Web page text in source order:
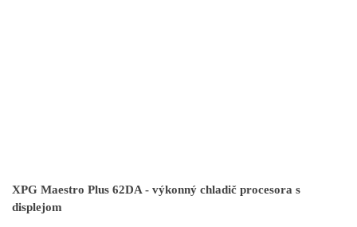
XPG Maestro Plus 62DA - výkonný chladič procesora s
displejom